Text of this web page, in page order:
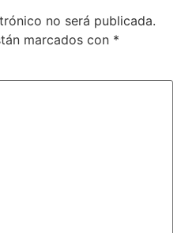
no será publicada.
marcados con *